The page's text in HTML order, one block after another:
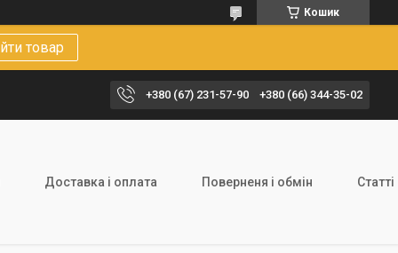
Кошик
товар
+380 (67) 231-57-90 +380 (66) 344-35-02
Доставка і оплата Поверненя і обмін Статті